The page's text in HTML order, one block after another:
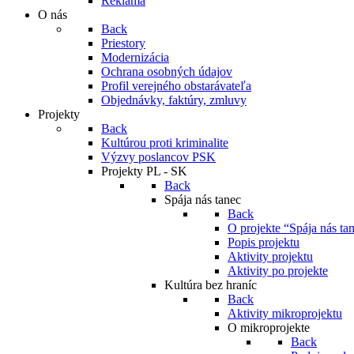
O nás
Back
Priestory
Modernizácia
Ochrana osobných údajov
Profil verejného obstarávateľa
Objednávky, faktúry, zmluvy
Projekty
Back
Kultúrou proti kriminalite
Výzvy poslancov PSK
Projekty PL - SK
Back
Spája nás tanec
Back
O projekte “Spája nás
Popis projektu
Aktivity projektu
Aktivity po projekte
Kultúra bez hraníc
Back
Aktivity mikroprojektu
O mikroprojekte
Back